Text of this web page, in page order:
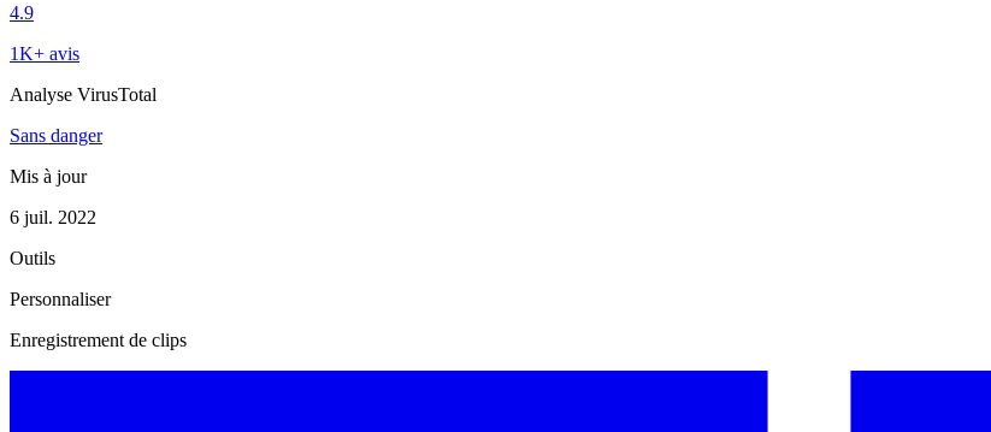
4.9
1K+ avis
Analyse VirusTotal
Sans danger
Mis à jour
6 juil. 2022
Outils
Personnaliser
Enregistrement de clips